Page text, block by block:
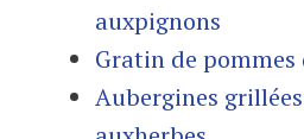
auxpignons
Gratin de
Aubergines